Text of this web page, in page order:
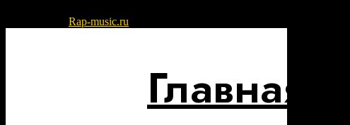
Rap-music.ru
Главная